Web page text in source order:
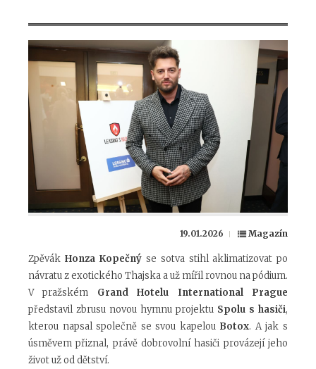
19.01.2026 Magazín
Zpěvák Honza Kopečný se sotva stihl aklimatizovat po
návratu z exotického Thajska a už mířil rovnou na pódium.
V pražském Grand Hotelu International Prague
představil zbrusu novou hymnu projektu Spolu s hasiči,
kterou napsal společně se svou kapelou Botox. A jak s
úsměvem přiznal, právě dobrovolní hasiči provázejí jeho
život už od dětství.